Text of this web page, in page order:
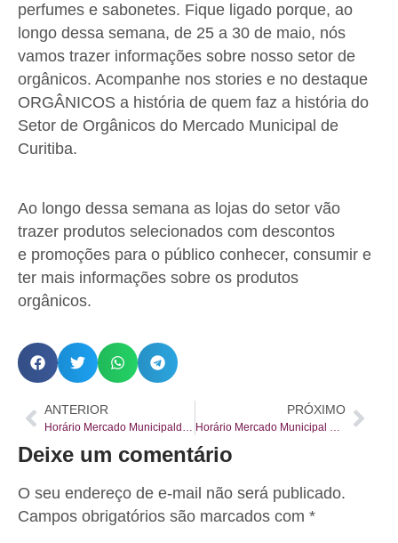
perfumes e sabonetes. Fique ligado porque, ao
longo dessa semana, de 25 a 30 de maio, nós
vamos trazer informações sobre nosso setor de
orgânicos. Acompanhe nos stories e no destaque
ORGÂNICOS a história de quem faz a história do
Setor de Orgânicos do Mercado Municipal de
Curitiba.
Ao longo dessa semana as lojas do setor vão
trazer produtos selecionados com descontos
e promoções para o público conhecer, consumir e
ter mais informações sobre os produtos
orgânicos.
ANTERIOR
Horário Mercado Municipalde Curitiba 22, 23 e 24 de maio
PRÓXIMO
Horário Mercado Municipal de Curitiba 29 e 30 de maio
Deixe um comentário
O seu endereço de e-mail não será publicado.
Campos obrigatórios são marcados com *